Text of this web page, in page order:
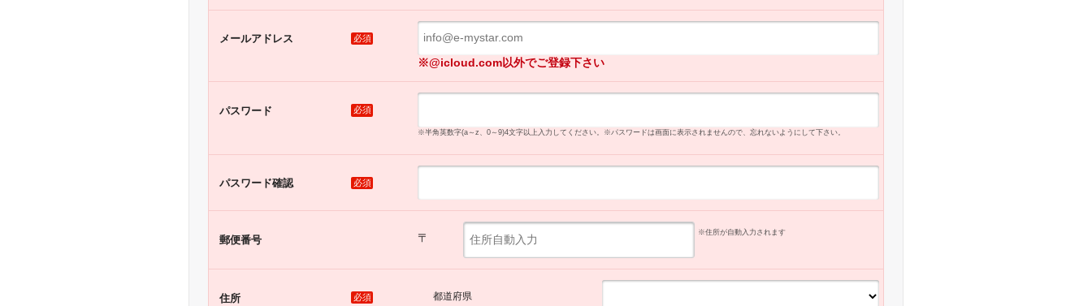
メールアドレス 必須
※@icloud.com以外でご登録下さい
パスワード 必須
※半角英数字(a～z、0～9)4文字以上入力してください。 ※パスワードは画面に表示されませんので、忘れないようにして下さい。
パスワード確認 必須
郵便番号 〒 ※住所が自動入力 されます
住所 必須 都道府県